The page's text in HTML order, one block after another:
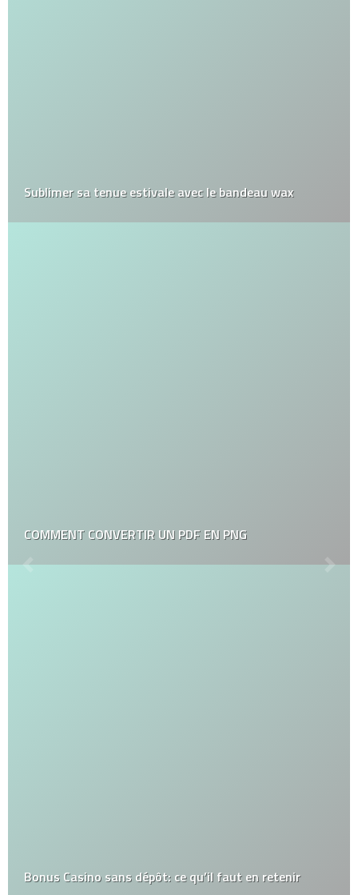
Sublimer sa tenue estivale avec le bandeau wax
COMMENT CONVERTIR UN PDF EN PNG
Bonus Casino sans dépôt: ce qu’il faut en retenir